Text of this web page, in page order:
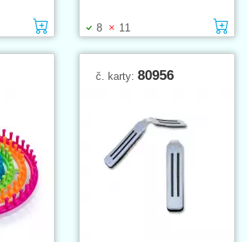
Vložit do košíku
8 11
č. karty: 80956